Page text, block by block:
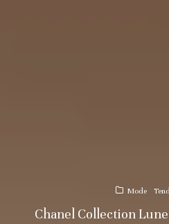
Mode
Chanel Collection